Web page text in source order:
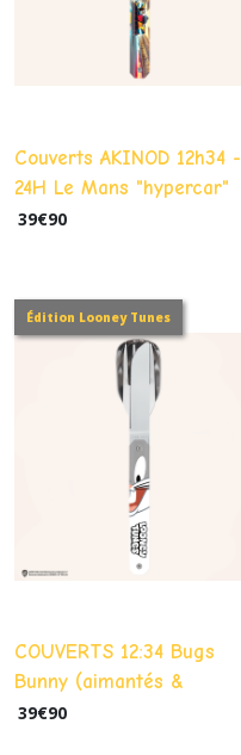
Couverts AKINOD 12h34 -
24H Le Mans "hypercar"
(aimantés & nomades)
39€90
Édition Looney Tunes
COUVERTS 12:34 Bugs
Bunny (aimantés &
nomades)
39€90